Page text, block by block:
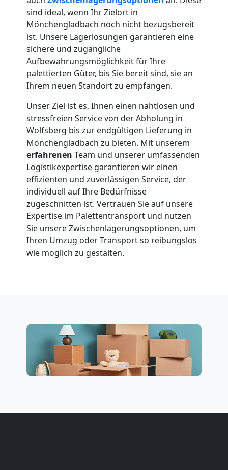
sind ideal, wenn Ihr Zielort in
Mönchengladbach noch nicht bezugsbereit
ist. Unsere Lagerlösungen garantieren eine
sichere und zugängliche
Aufbewahrungsmöglichkeit für Ihre
palettierten Güter, bis Sie bereit sind, sie an
Ihrem neuen Standort zu empfangen.
Unser Ziel ist es, Ihnen einen nahtlosen und
stressfreien Service von der Abholung in
Wolfsberg bis zur endgültigen Lieferung in
Mönchengladbach zu bieten. Mit unserem
erfahrenen Team und unserer umfassenden
Logistikexpertise garantieren wir einen
effizienten und zuverlässigen Service, der
individuell auf Ihre Bedürfnisse
zugeschnitten ist. Vertrauen Sie auf unsere
Expertise im Palettentransport und nutzen
Sie unsere Zwischenlagerungsoptionen, um
Ihren Umzug oder Transport so reibungslos
wie möglich zu gestalten.